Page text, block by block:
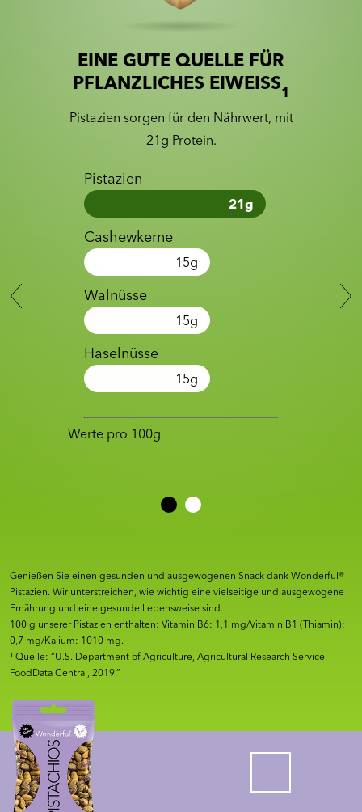
Slider with nutrition information
Slide 1 of 2
EINE GUTE QUELLE FÜR
PFLANZLICHES EIWEISS1
Pistazien sorgen für den Nährwert, mit
21g Protein.
Pistazien
21g
Cashewkerne
15g
Walnüsse
15g
Haselnüsse
15g
Werte pro 100g
Genießen Sie einen gesunden und ausgewogenen Snack dank Wonderful®
Pistazien. Wir unterstreichen, wie wichtig eine vielseitige und ausgewogene
Ernährung und eine gesunde Lebensweise sind.
100 g unserer Pistazien enthalten: Vitamin B6: 1,1 mg/Vitamin B1 (Thiamin):
0,7 mg/Kalium: 1010 mg.
¹ Quelle: “U.S. Department of Agriculture, Agricultural Research Service.
FoodData Central, 2019.”